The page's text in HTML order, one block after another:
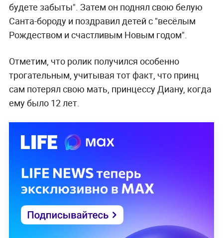
будете забыты". Затем он поднял свою белую
Санта-бороду и поздравил детей с "весёлым
Рождеством и счастливым Новым годом".
Отметим, что ролик получился особенно
трогательным, учитывая тот факт, что принц
сам потерял свою мать, принцессу Диану, когда
ему было 12 лет.